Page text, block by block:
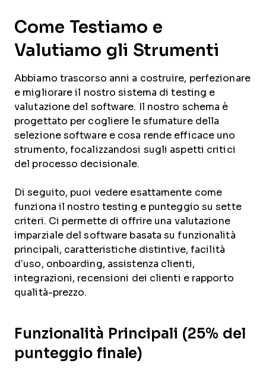
Come Testiamo e
Valutiamo gli Strumenti
Abbiamo trascorso anni a costruire, perfezionare
e migliorare il nostro sistema di testing e
valutazione del software. Il nostro schema è
progettato per cogliere le sfumature della
selezione software e cosa rende efficace uno
strumento, focalizzandosi sugli aspetti critici
del processo decisionale.
Di seguito, puoi vedere esattamente come
funziona il nostro testing e punteggio su sette
criteri. Ci permette di offrire una valutazione
imparziale del software basata su funzionalità
principali, caratteristiche distintive, facilità
d’uso, onboarding, assistenza clienti,
integrazioni, recensioni dei clienti e rapporto
qualità-prezzo.
Funzionalità Principali (25% del
punteggio finale)